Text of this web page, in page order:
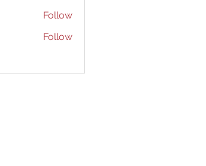
Follow
Follow